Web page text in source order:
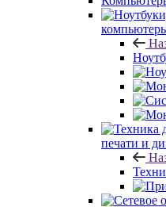
печати и